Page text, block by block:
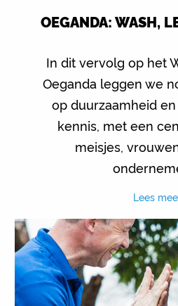
OEGANDA: WASH,
In dit vervolg op het
Oeganda leggen we
op duurzaamheid
kennis, met een
meisjes,
Lees